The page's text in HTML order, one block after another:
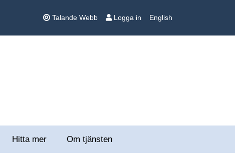
Talande Webb Logga in English
Hitta mer Om tjänsten